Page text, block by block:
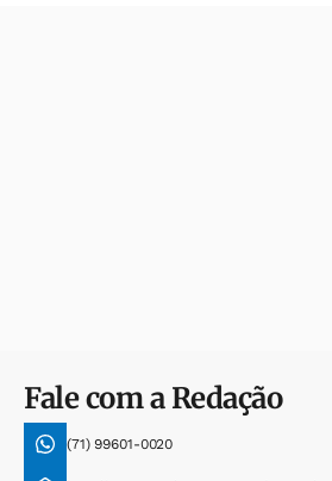
Fale com a Redação
(71) 99601-0020